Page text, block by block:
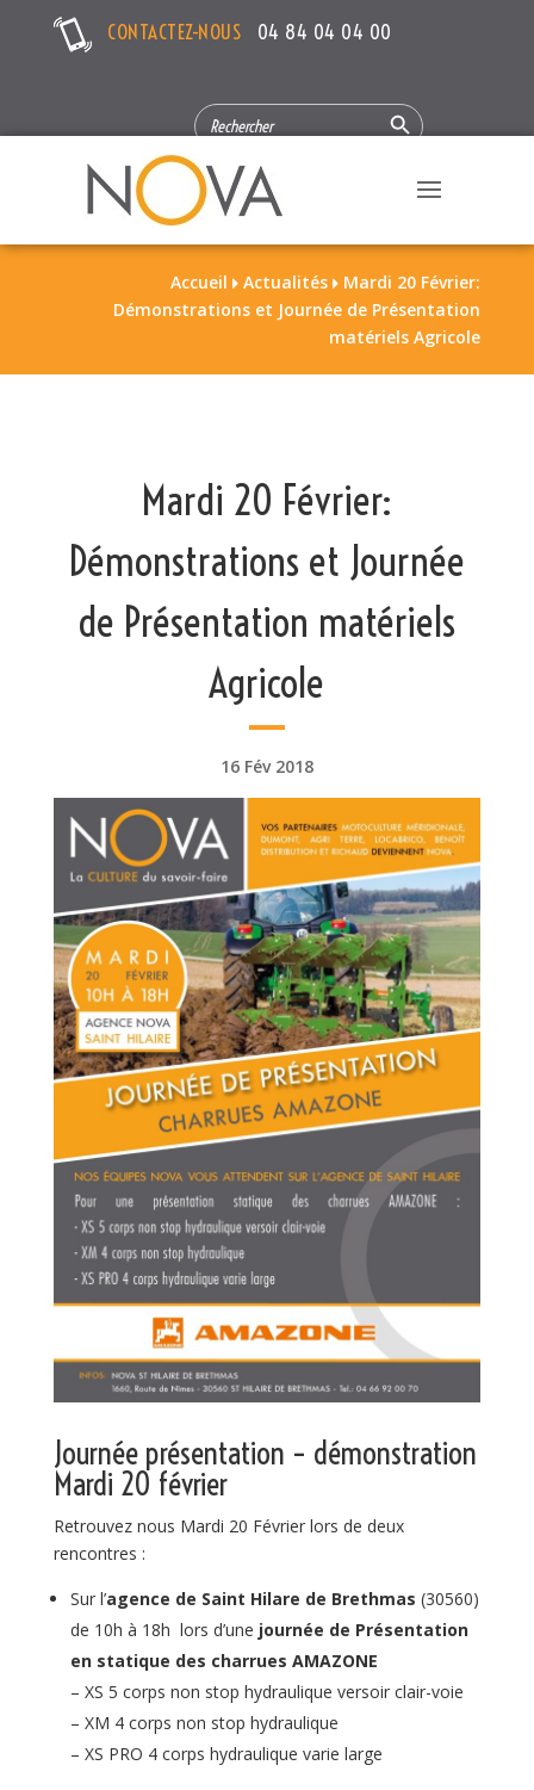
CONTACTEZ-NOUS 04 84 04 04 00
SEARCH
FOR:
Search Button
Accueil  Actualités  Mardi 20 Février:
Démonstrations et Journée de Présentation
matériels Agricole
Mardi 20 Février:
Démonstrations et Journée
de Présentation matériels
Agricole
16 Fév 2018
Journée présentation – démonstration
Mardi 20 février
Retrouvez nous Mardi 20 Février lors de deux
rencontres :
Sur l’agence de Saint Hilare de Brethmas (30560)
de 10h à 18h lors d’une journée de Présentation
en statique des charrues AMAZONE
– XS 5 corps non stop hydraulique versoir clair-voie
– XM 4 corps non stop hydraulique
– XS PRO 4 corps hydraulique varie large